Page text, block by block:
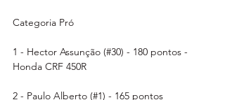
Categoria Pró
1 - Hector Assunção (#30) - 180 pontos -
Honda CRF 450R
2 - Paulo Alberto (#1) - 165 pontos